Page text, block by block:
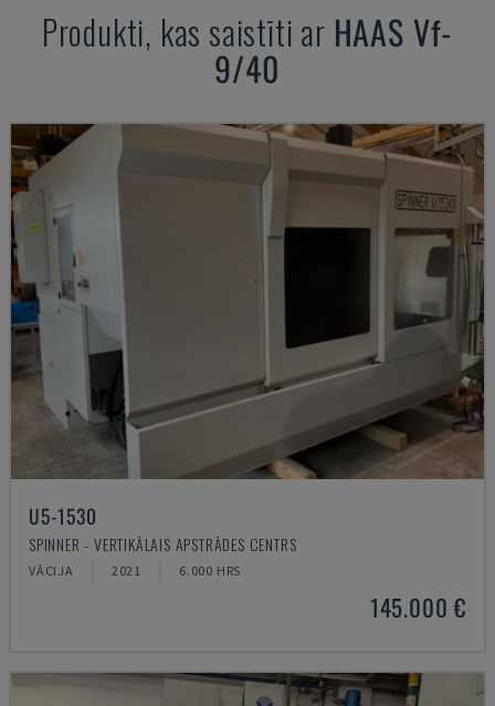
Produkti, kas saistīti ar HAAS Vf-
9/40
U5-1530
SPINNER - VERTIKĀLAIS APSTRĀDES CENTRS
VĀCIJA 2021 6.000 HRS
145.000 €